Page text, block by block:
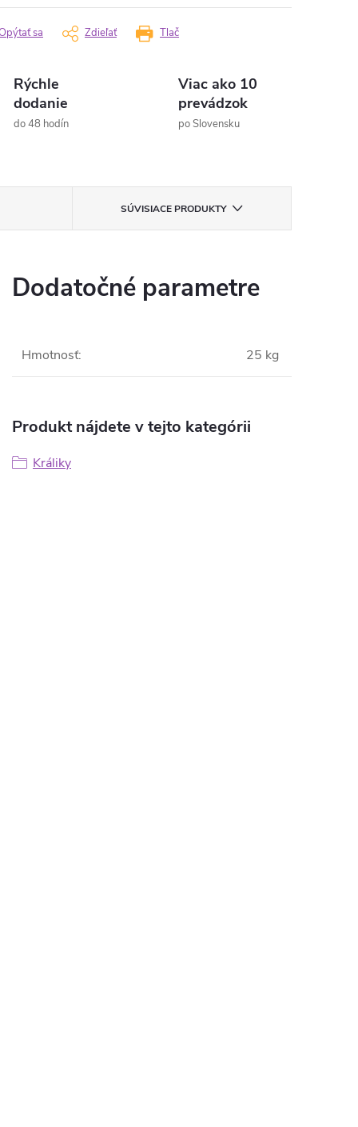
Tlač
sa Zdieľať
Rýchle
dodanie
do 48 hodín
Viac ako 10
prevádzok
po Slovensku
SÚVISIACE PRODUKTY
Dodatočné parametre
Hmotnosť: 25 kg
Produkt nájdete v tejto kategórii
Králiky